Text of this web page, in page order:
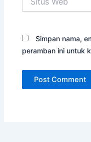
Web
Simpan nama,
peramban ini untuk